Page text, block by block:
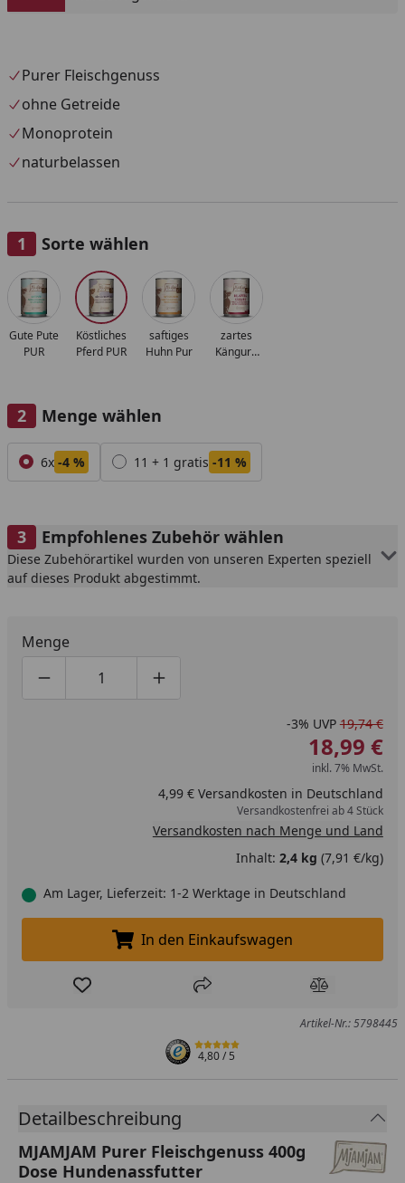
Purer Fleischgenuss
ohne Getreide
Monoprotein
naturbelassen
Sorte wählen
Alle anzeigen (4)
Gute Pute
PUR
Köstliches
Pferd PUR
saftiges
Huhn Pur
zartes
Känguru
Menge wählen
Alle anzeigen (2)
6x -4 % 11 + 1 gratis -11 %
Empfohlenes Zubehör wählen
Diese Zubehörartikel wurden von unseren Experten speziell
auf dieses Produkt abgestimmt.
Menge
Produktmenge um eins verringern
Produktmenge manuell eingeben
Produktmenge um eins erhöhen
-3% UVP 19,74 €
18,99 €
inkl. 7% MwSt.
4,99 € Versandkosten in Deutschland
Versandkostenfrei ab 4 Stück
Versandkosten nach Menge und Land
Inhalt: 2,4 kg (7,91 €/kg)
Am Lager, Lieferzeit: 1-2 Werktage in Deutschland
In den Einkaufswagen legen
In den Einkaufswagen
Produkt zur Wunschliste hinzufügen
Teilen Produkt
Artikel-Nr.: 5798445
4,80/ 5
Detailbeschreibung
MJAMJAM Purer Fleischgenuss 400g
Dose Hundenassfutter